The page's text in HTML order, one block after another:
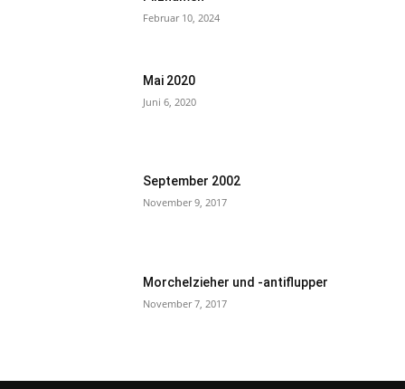
Februar 10, 2024
Mai 2020
Juni 6, 2020
September 2002
November 9, 2017
Morchelzieher und -antiflupper
November 7, 2017